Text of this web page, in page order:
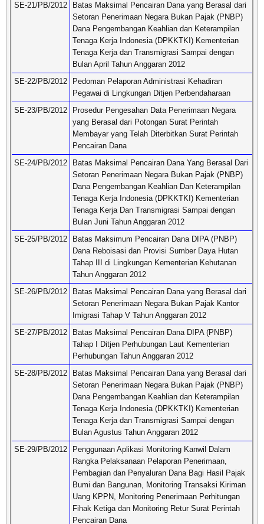
SE-21/PB/2012
Batas Maksimal Pencairan Dana yang Berasal dari
Setoran Penerimaan Negara Bukan Pajak (PNBP)
Dana Pengembangan Keahlian dan Keterampilan
Tenaga Kerja Indonesia (DPKKTKI) Kementerian
Tenaga Kerja dan Transmigrasi Sampai dengan
Bulan April Tahun Anggaran 2012
SE-22/PB/2012
Pedoman Pelaporan Administrasi Kehadiran
Pegawai di Lingkungan Ditjen Perbendaharaan
SE-23/PB/2012
Prosedur Pengesahan Data Penerimaan Negara
yang Berasal dari Potongan Surat Perintah
Membayar yang Telah Diterbitkan Surat Perintah
Pencairan Dana
SE-24/PB/2012
Batas Maksimal Pencairan Dana Yang Berasal Dari
Setoran Penerimaan Negara Bukan Pajak (PNBP)
Dana Pengembangan Keahlian Dan Keterampilan
Tenaga Kerja Indonesia (DPKKTKI) Kementerian
Tenaga Kerja Dan Transmigrasi Sampai dengan
Bulan Juni Tahun Anggaran 2012
SE-25/PB/2012
Batas Maksimum Pencairan Dana DIPA (PNBP)
Dana Reboisasi dan Provisi Sumber Daya Hutan
Tahap III di Lingkungan Kementerian Kehutanan
Tahun Anggaran 2012
SE-26/PB/2012
Batas Maksimal Pencairan Dana yang Berasal dari
Setoran Penerimaan Negara Bukan Pajak Kantor
Imigrasi Tahap V Tahun Anggaran 2012
SE-27/PB/2012
Batas Maksimal Pencairan Dana DIPA (PNBP)
Tahap I Ditjen Perhubungan Laut Kementerian
Perhubungan Tahun Anggaran 2012
SE-28/PB/2012
Batas Maksimal Pencairan Dana yang Berasal dari
Setoran Penerimaan Negara Bukan Pajak (PNBP)
Dana Pengembangan Keahlian dan Keterampilan
Tenaga Kerja Indonesia (DPKKTKI) Kementerian
Tenaga Kerja dan Transmigrasi Sampai dengan
Bulan Agustus Tahun Anggaran 2012
SE-29/PB/2012
Penggunaan Aplikasi Monitoring Kanwil Dalam
Rangka Pelaksanaan Pelaporan Penerimaan,
Pembagian dan Penyaluran Dana Bagi Hasil Pajak
Bumi dan Bangunan, Monitoring Transaksi Kiriman
Uang KPPN, Monitoring Penerimaan Perhitungan
Fihak Ketiga dan Monitoring Retur Surat Perintah
Pencairan Dana